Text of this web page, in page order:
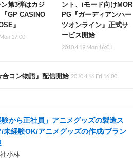
第3弾はカジ
『GP CASINO
』
17:00
ント、iモード向けMOR
PG『ガーディアンハー
ツオンライン』正式サ
ービス開始
2010.4.19 Mon 16:01
コン物語』配信開始 2010.4.16 Fri 16:00
験から正社員」アニメグッズの製造ス
/未経験OK/アニメグッズの作成/ブラン
小林